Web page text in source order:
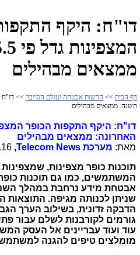
דו"ח: היקף
ממצאים מבהילים
דף הבית >> חדשות אבטחה ועולם הסייבר
השנה: ממצאים מבהילים
האחרונה: ממצאים מבהילים
מאת: מערכת Telecom News
,
תוכנות כופר מצפינות,
המשתמשים, כמו גם תוכנות
אבטחת מידע נרחבת במהלך
שניתן לכנותה מגיפה. התוצאות
הדבקה זדונית, בשילוב הערך
גורמים לקורבנות לשלם עבור
עוד ועוד עבריינים אל העסק
מומלצים טיפים להגנה